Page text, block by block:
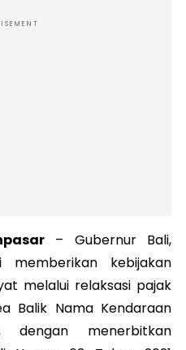
– Gubernur Bali,
kebijakan
melalui relaksasi pajak
Balik Nama Kendaraan
dengan menerbitkan